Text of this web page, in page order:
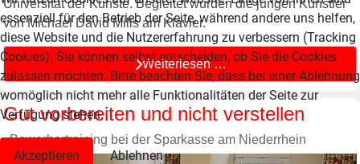
Universität der Künste. Begleitet wurden die jungen Künstler
von Michael David Mills am Klavier.
Weiterlesen …
Gut vorbereiten und nicht verstellen
Bewerbertraining bei der Sparkasse am Niederrhein
essenziell für den Betrieb der Seite, während andere uns helfen,
diese Website und die Nutzererfahrung zu verbessern (Tracking
Cookies). Sie können selbst entscheiden, ob Sie die Cookies
zulassen möchten. Bitte beachten Sie, dass bei einer Ablehnung
womöglich nicht mehr alle Funktionalitäten der Seite zur
Verfügung stehen.
Akzeptieren
Ablehnen